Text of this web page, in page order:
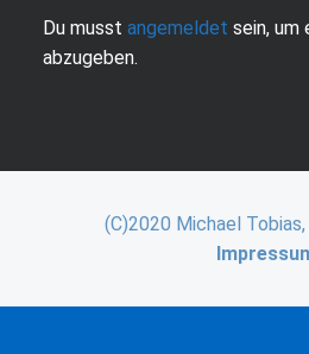
Du musst angemeldet sein, um
abzugeben.
(C)2020 Michael